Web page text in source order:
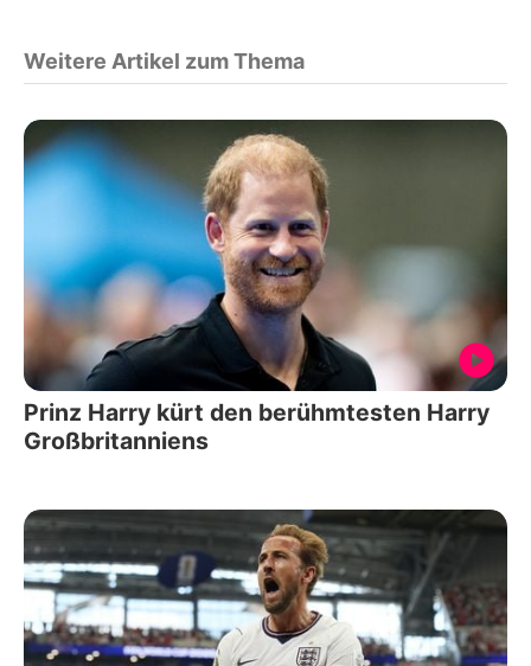
Weitere Artikel zum Thema
Prinz Harry kürt den berühmtesten Harry
Großbritanniens